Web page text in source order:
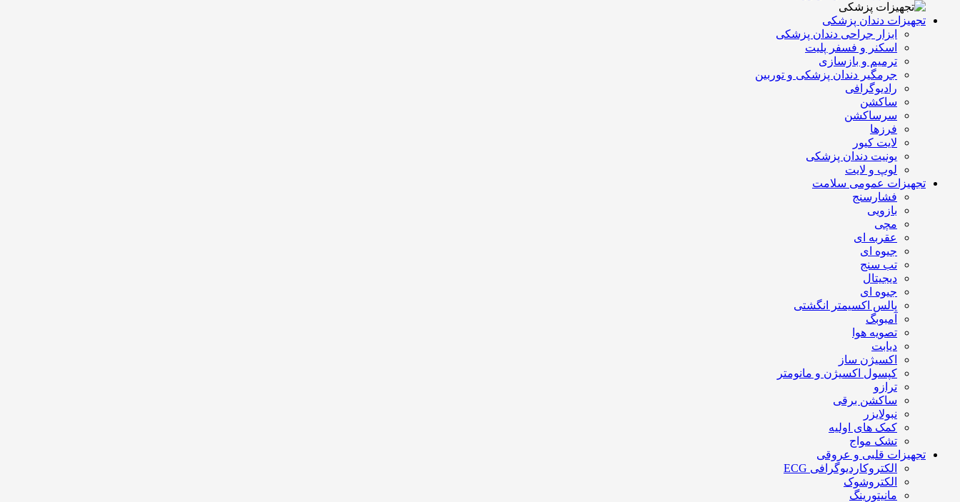
تجهیزات دندان پزشکی
ابزار جراحی دندان پزشکی
اسکنر و فسفر پلیت
ترمیم و بازسازی
جرمگیر دندان پزشکی و توربین
رادیوگرافی
ساکشن
سرساکشن
فرزها
لایت کیور
یونیت دندان پزشکی
لوپ و لایت
تجهیزات عمومی سلامت
فشارسنج
بازویی
مچی
عقربه ای
جیوه ای
تب سنج
دیجیتال
جیوه ای
پالس اکسیمتر انگشتی
آمبوبگ
تصویه هوا
دیابت
اکسیژن ساز
کپسول اکسیژن و مانومتر
ترازو
ساکشن برقی
نبولایزر
کمک های اولیه
تشک مواج
تجهیزات قلبی و عروقی
الکتروکاردیوگرافی ECG
الکتروشوک
مانیتورینگ